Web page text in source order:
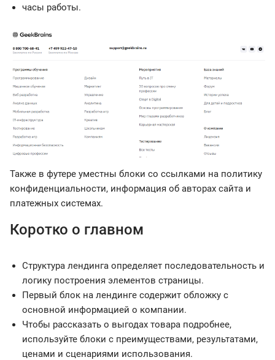
часы работы.
Также в футере уместны блоки со ссылками на политику
конфиденциальности, информация об авторах сайта и
платежных системах.
Коротко о главном
Структура лендинга определяет последовательность и
логику построения элементов страницы.
Первый блок на лендинге содержит обложку с
основной информацией о компании.
Чтобы рассказать о выгодах товара подробнее,
используйте блоки с преимуществами, результатами,
ценами и сценариями использования.